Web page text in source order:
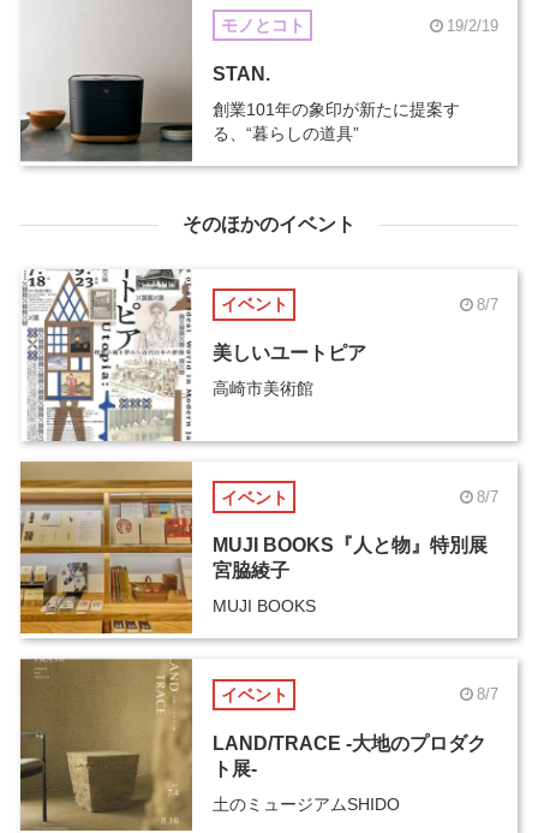
モノとコト 19/2/19
STAN.
創業101年の象印が新たに提案す
る、“暮らしの道具”
そのほかのイベント
イベント 8/7
美しいユートピア
高崎市美術館
イベント 8/7
MUJI BOOKS『人と物』特別展
宮脇綾子
MUJI BOOKS
イベント 8/7
LAND/TRACE -大地のプロダク
ト展-
土のミュージアムSHIDO